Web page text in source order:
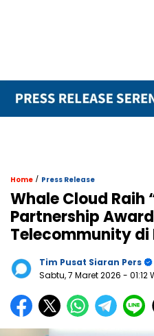
Home / Press Release
Whale Cloud Raih
Partnership
Telecommunity di
Tim Pusat Siaran Pers
Sabtu, 7 Maret 2026 - 01:12